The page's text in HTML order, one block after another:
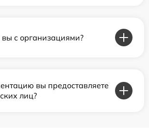
вы с организациями?
вы предоставляете
лиц?